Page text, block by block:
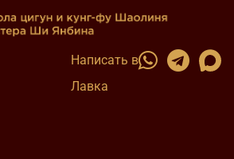
Написать в
Лавка